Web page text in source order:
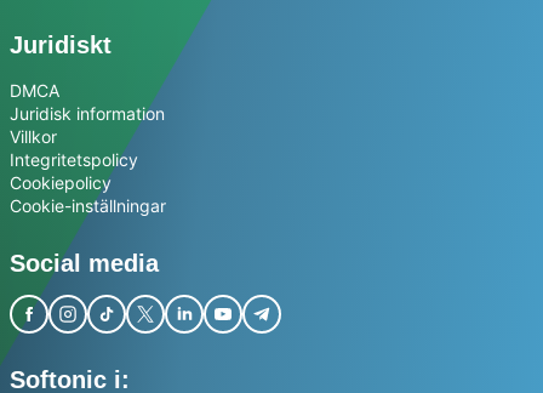
Juridiskt
DMCA
Juridisk information
Villkor
Integritetspolicy
Cookiepolicy
Cookie-inställningar
Social media
Softonic i: